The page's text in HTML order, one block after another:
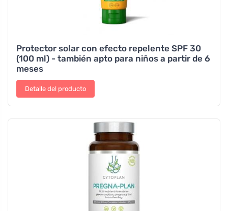
Protector solar con efecto repelente SPF 30
(100 ml) - también apto para niños a partir de 6
meses
Detalle del producto